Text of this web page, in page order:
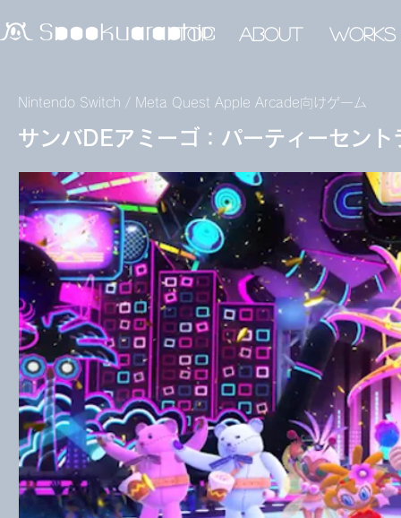
top about works
Nintendo Switch / Meta Quest Apple Arcade向けゲーム
サンバDEアミーゴ：パーティーセント